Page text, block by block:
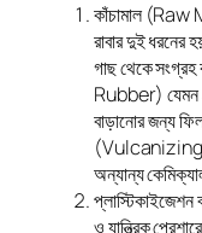
কাঁচামাল (Raw
রাবার দুই
গাছ থেকে
Rubber) যেমন
বাড়ানোর জন্য
(Vulcanizing
অন্যান্য
ও যান্ত্রিক